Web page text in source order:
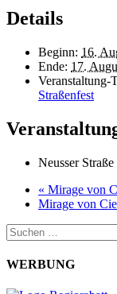
Details
Beginn: 16.
Ende: 17.
Veranstaltung-
Straßenfest
Neusser Straße
« Mirage von
Mirage von
Suchen
nach:
WERBUNG